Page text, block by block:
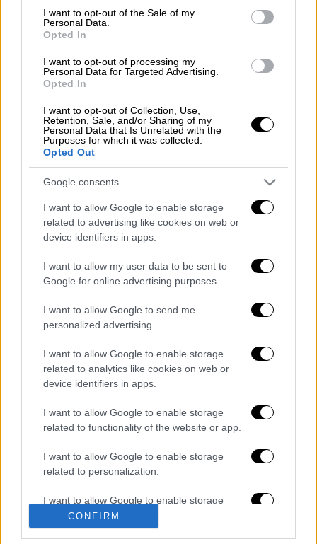
consent section.
I want to opt-out of the Sale of my
Personal Data.
Opted In
I want to opt-out of processing my
Personal Data for Targeted Advertising.
Opted In
I want to opt-out of Collection, Use,
Retention, Sale, and/or Sharing of my
Personal Data that Is Unrelated with the
Purposes for which it was collected.
Opted Out
Google consents
I want to allow Google to enable storage
related to advertising like cookies on web or
device identifiers in apps.
I want to allow my user data to be sent to
Google for online advertising purposes.
I want to allow Google to send me
personalized advertising.
I want to allow Google to enable storage
related to analytics like cookies on web or
device identifiers in apps.
I want to allow Google to enable storage
related to functionality of the website or app.
I want to allow Google to enable storage
related to personalization.
I want to allow Google to enable storage
related to security, including authentication
functionality and fraud prevention, and other
CONFIRM
Δεν θα μας έκανε καμία εντύπωση αν γινόταν
εκπλήσσει που δεν έχει συμβεί ακόμα.
Πρόκειται άλλωστε για τη μοναδική άλυτη
υπόθεση αεροπειρατείας στην ιστορία των
αμερικανικών αερομεταφορών.
Διαβάστε εδώ τι συνέβη
Τα σχολιά σας δημοσιεύονται άμεσα με δική σας ευθύνη. Το
ΕΘΝΟΣ θα παρεμβαίνει και τα προσβλητικά σχόλια θα
διαγράφονται
Διαβάστε ακόμη
Δημιούργησαν με AI νέους ιούς μέσα σε
λίγες ώρες - Γιατί προβληματίζονται οι
επιστήμονες
Σαν το τρομακτικό It: 15χρονο ντυμένος
κλόουν μαχαίρωσε μέχρι θανάτου
ηλικιωμένο - Τον κατέγραψε κάμερα